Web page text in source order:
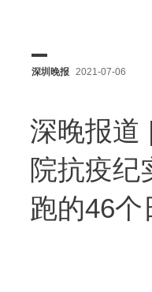
深圳晚报 2021-07-06
深晚报道
院抗疫纪
跑的46个